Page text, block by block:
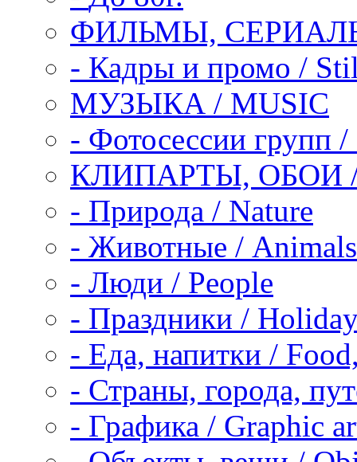
ФИЛЬМЫ,
- Кадры и промо /
МУЗЫКА / MUSIC
- Фотосессии групп
КЛИПАРТЫ, ОБОИ /
- Природа / Nature
- Животные / Animals
- Люди / People
- Праздники /
- Еда, напитки /
- Страны, города,
- Графика / Graphic